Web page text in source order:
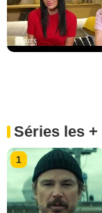
Séries les
1